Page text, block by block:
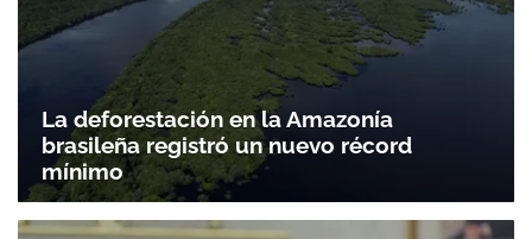
La deforestación en la Amazonía
brasileña registró un nuevo récord
mínimo